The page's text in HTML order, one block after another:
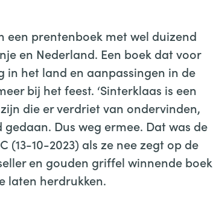
prentenboek met wel duizend
en Nederland. Een boek dat voor
het land en aanpassingen in de
bij het feest. ‘Sinterklaas is een
die er verdriet van ondervinden,
Dus weg ermee. Dat was de
(13-10-2023) als ze nee zegt op de
en gouden griffel winnende boek
laten herdrukken.